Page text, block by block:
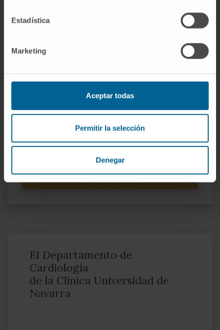
Estadística
Marketing
Aceptar todas
Permitir la selección
Denegar
dosis de Sintrom® para mantener el INR en el
rango adecuado. En la actualidad existen
diferencia del Sintrom®, no requieren
anticoagulante es la hemorragia, que está en
relación con la dosis del fármaco y la edad del
paciente (mayores de 75 años).
TRATAMIENTOS
El Departamento de
Cardiología
de la Clínica Universidad de
Navarra